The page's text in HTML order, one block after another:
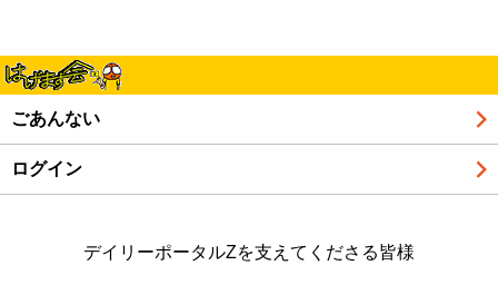
ごあんない
ログイン
デイリーポータルZを支えてくださる皆様